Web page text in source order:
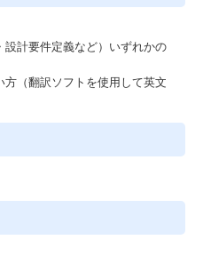
計要件定義など）いずれかの
（翻訳ソフトを使用して英文